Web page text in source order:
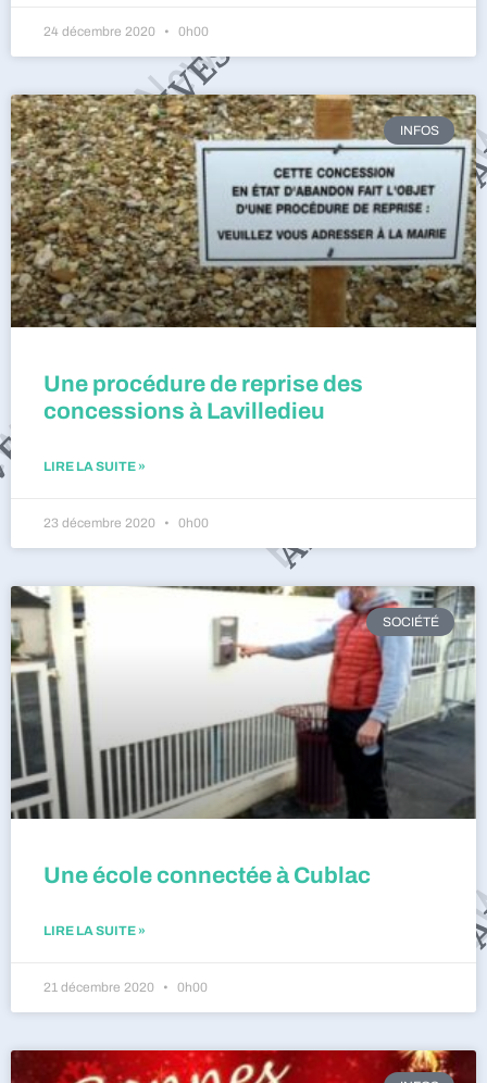
24 décembre 2020 0h00
INFOS
Une procédure de reprise des
concessions à Lavilledieu
LIRE LA SUITE »
23 décembre 2020 0h00
SOCIÉTÉ
Une école connectée à Cublac
LIRE LA SUITE »
21 décembre 2020 0h00